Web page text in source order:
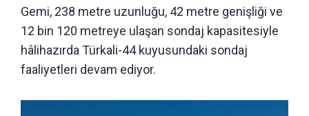
Gemi, 238 metre uzunluğu, 42 metre genişliği ve
12 bin 120 metreye ulaşan sondaj kapasitesiyle
hâlihazırda Türkali-44 kuyusundaki sondaj
faaliyetleri devam ediyor.